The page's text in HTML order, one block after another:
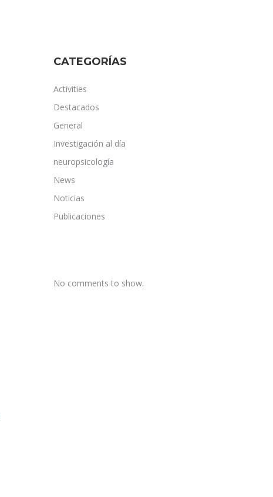
CATEGORÍAS
Activities
Destacados
General
Investigación al día
neuropsicología
News
Noticias
Publicaciones
No comments to show.